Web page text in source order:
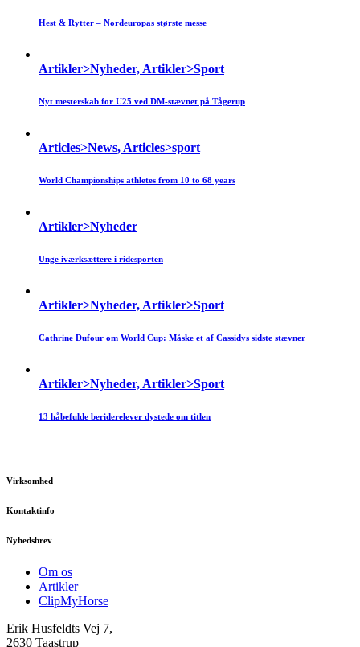
Hest & Rytter – Nordeuropas største messe
Artikler>Nyheder, Artikler>Sport
Nyt mesterskab for U25 ved DM-stævnet på Tågerup
Articles>News, Articles>sport
World Championships athletes from 10 to 68 years
Artikler>Nyheder
Unge iværksættere i ridesporten
Artikler>Nyheder, Artikler>Sport
Cathrine Dufour om World Cup: Måske et af Cassidys sidste stævner
Artikler>Nyheder, Artikler>Sport
13 håbefulde beriderelever dystede om titlen
Virksomhed
Kontaktinfo
Nyhedsbrev
Om os
Artikler
ClipMyHorse
Erik Husfeldts Vej 7,
2630 Taastrup